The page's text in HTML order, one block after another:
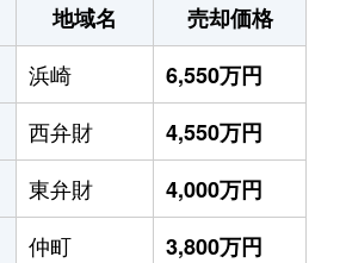
地域名
売却価格
浜崎
6,550万円
西弁財
4,550万円
東弁財
4,000万円
仲町
3,800万円